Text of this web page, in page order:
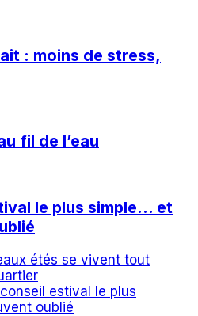
: moins de stress,
fil de l’eau
le plus simple… et
étés se vivent tout
conseil estival le plus
oublié